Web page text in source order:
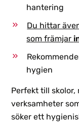
hantering
Du hittar
som främjar
hygien
Perfekt till
verksamheter
söker ett